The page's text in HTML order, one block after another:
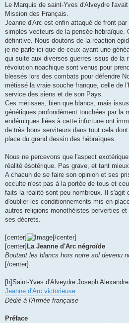
Le Marquis de saint-Yves d'Alveydre
Mission des Français.
Jeanne d'Arc est enfin attaqué de front
simples vecteurs de la pensée hébraïque.
définitive. Nous doutons de la réaction
je ne parle ici que de ceux ayant une
qui suite aux diverses guerres issus de la
révolution noachique sont venus pour
blessés lors des combats pour défendre
métissé la vraie souche franque, celle de
service des siens et de son Pays.
Ces métisses, bien que blancs, mais
génétiques profondément touchées par la
endémiques liées à cette infortune ont
de très bons serviteurs dans tout cela
place du grand dessin des hébraïques.
Nous ne percevons que l'aspect
réalité ésotérique. Pas grave, et tant mieux.
A chacun de se faire son opinion et ses
occulte n'est pas à la portée de tous et
faits la réalité sont peu nombreux. Il s'agit
d'oublier les conditionnements mis en
autres religions monothéistes perverties
ses décrets.
[center]
[/center]
[center] La Jeanne d'Arc négroïde
Boutant les blancs hors notre sol devenu
[/center]
[h]Saint-Yves d'Alveydre Joseph
Jeanne d'Arc victorieuse
Dédié à l'Armée française
Préface